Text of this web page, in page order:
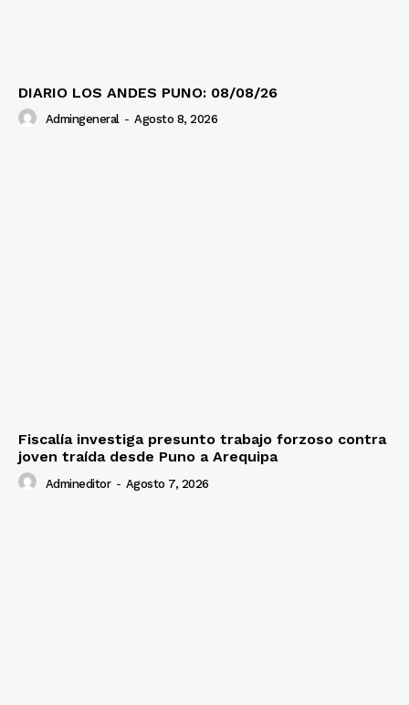
DIARIO LOS ANDES PUNO: 08/08/26
Admingeneral - Agosto 8, 2026
Fiscalía investiga presunto trabajo forzoso contra
joven traída desde Puno a Arequipa
Admineditor - Agosto 7, 2026